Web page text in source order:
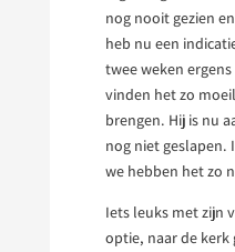
nog nooit gezien
heb nu een
twee weken
vinden het zo
brengen. Hij is nu
nog niet geslapen.
we hebben het zo
Iets leuks met zijn
optie, naar de kerk